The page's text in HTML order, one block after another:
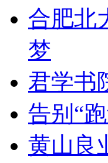
合肥北
梦
君学书
告别“
黄山良